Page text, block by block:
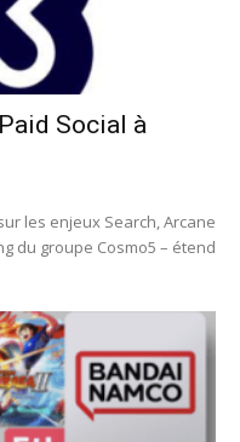
Social à
les enjeux Search, Arcane
du groupe Cosmo5 – étend